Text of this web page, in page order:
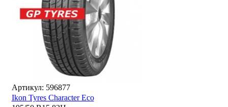
Артикул: 596877
Ikon Tyres Character Eco